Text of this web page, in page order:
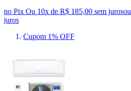
no Pix Ou 10x de R$ 185,00 sem jurosou
juros
Cupom 1% OFF